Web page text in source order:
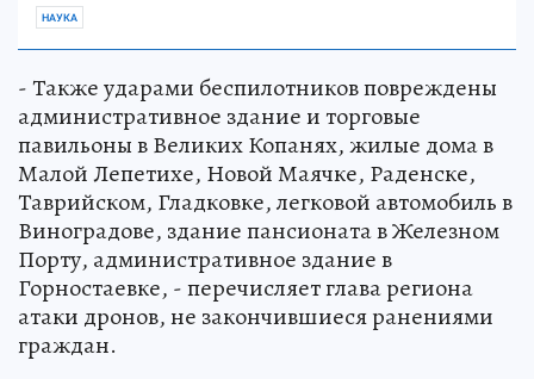
НАУКА
- Также ударами беспилотников повреждены
административное здание и торговые
павильоны в Великих Копанях, жилые дома в
Малой Лепетихе, Новой Маячке, Раденске,
Таврийском, Гладковке, легковой автомобиль в
Виноградове, здание пансионата в Железном
Порту, административное здание в
Горностаевке, - перечисляет глава региона
атаки дронов, не закончившиеся ранениями
граждан.